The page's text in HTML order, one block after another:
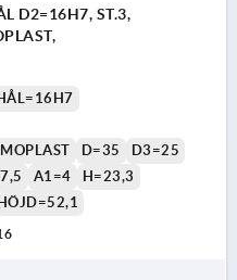
D2=16H7, ST.3,
D=35
D3=25
A1=4
H=23,3
HÖJD=52,1